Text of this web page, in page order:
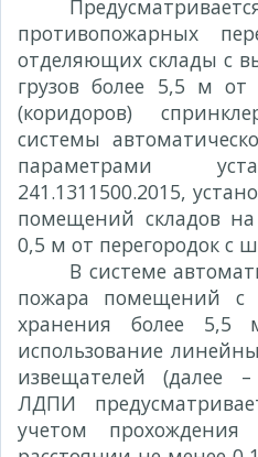
противопожарных
отделяющих склады с
грузов более 5,5 м
(коридоров)
системы
параметрами
241.1311500.2015,
помещений складов
0,5 м от перегородок с
В системе
пожара помещений с
хранения более 5,5
использование
извещателей (далее
ЛДПИ
учетом